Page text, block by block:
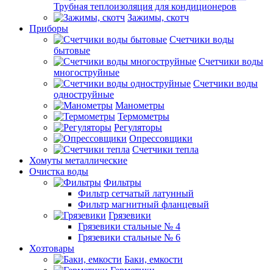
Трубная теплоизоляция для кондиционеров
Зажимы, скотч
Приборы
Счетчики воды
бытовые
Счетчики воды
многоструйные
Счетчики воды
одноструйные
Манометры
Термометры
Регуляторы
Опрессовщики
Счетчики тепла
Хомуты металлические
Очистка воды
Фильтры
Фильтр сетчатый латунный
Фильтр магнитный фланцевый
Грязевики
Грязевики стальные № 4
Грязевики стальные № 6
Хозтовары
Баки, емкости